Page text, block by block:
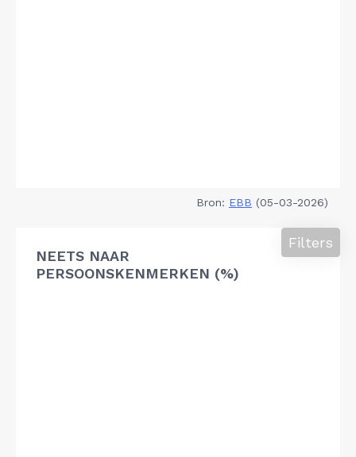
Bron: EBB (05-03-2026)
NEETS NAAR
PERSOONSKENMERKEN (%)
Filters